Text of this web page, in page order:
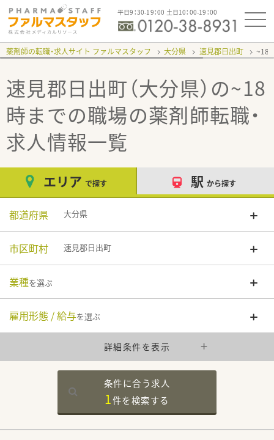
平日9：30-19：00 土日10：00-19：00
薬剤師の転職・求人サイト ファルマスタッフ 大分県 速見郡日出町 ~18
速見郡日出町（大分県）の~18
時までの職場の薬剤師転職・
求人情報一覧
エリア で探す 駅 から探す
都道府県 大分県
市区町村 速見郡日出町
業種を選ぶ
雇用形態 / 給与を選ぶ
詳細条件を表示
条件に合う求人
1件を検索する